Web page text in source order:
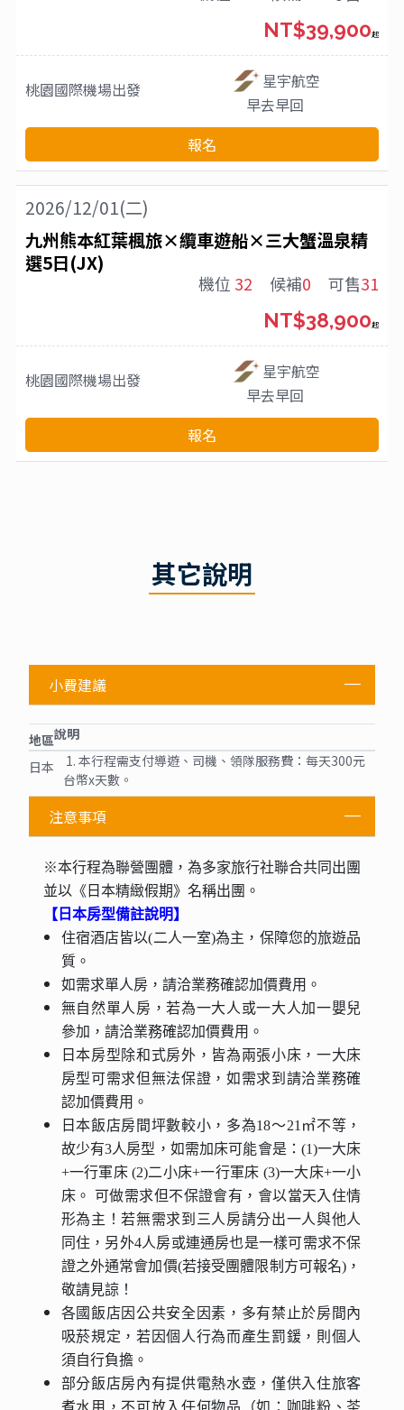
桃園國際機場出發
星宇航空
早去早回
NT$39,900起
報名
2026/12/01(二)
九州熊本紅葉楓旅×纜車遊船×三大蟹溫泉精
選5日(JX)
機位 32 候補0 可售31
桃園國際機場出發
星宇航空
早去早回
NT$38,900起
報名
其它說明
小費建議
地區說明
日本
1. 本行程需支付導遊、司機、領隊服務費：每天300元
台幣x天數。
注意事項
※本行程為聯營團體，為多家旅行社聯合共同出團
並以《日本精緻假期》名稱出團。
【日本房型備註說明】
住宿酒店皆以(二人一室)為主，保障您的旅遊品
質。
如需求單人房，請洽業務確認加價費用。
無自然單人房，若為一大人或一大人加一嬰兒
參加，請洽業務確認加價費用。
日本房型除和式房外，皆為兩張小床，一大床
房型可需求但無法保證，如需求到請洽業務確
認加價費用。
日本飯店房間坪數較小，多為18～21㎡不等，
故少有3人房型，如需加床可能會是：(1)一大床
+一行軍床 (2)二小床+一行軍床 (3)一大床+一小
床。 可做需求但不保證會有，會以當天入住情
形為主！若無需求到三人房請分出一人與他人
同住，另外4人房或連通房也是一樣可需求不保
證之外通常會加價(若接受團體限制方可報名)，
敬請見諒！
各國飯店因公共安全因素，多有禁止於房間內
吸菸規定，若因個人行為而產生罰鍰，則個人
須自行負擔。
部分飯店房內有提供電熱水壺，僅供入住旅客
煮水用，不可放入任何物品（如：咖啡粉、茶